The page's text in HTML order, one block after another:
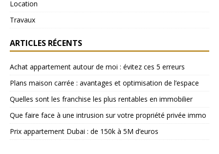
Location
Travaux
ARTICLES RÉCENTS
Achat appartement autour de moi : évitez ces 5 erreurs
Plans maison carrée : avantages et optimisation de l’espace
Quelles sont les franchise les plus rentables en immobilier
Que faire face à une intrusion sur votre propriété privée immo
Prix appartement Dubai : de 150k à 5M d’euros